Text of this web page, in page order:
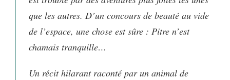
que les autres. D’un concours de beauté au vide
de l’espace, une chose est sûre : Pitre n’est
chamais tranquille…
Un récit hilarant raconté par un animal de